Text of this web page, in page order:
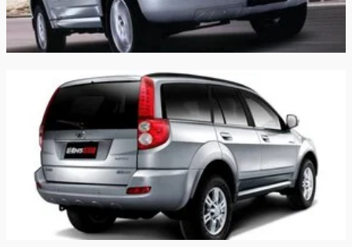
Высота: 1745 мм
Клиренс: 170 мм
Масса: 1805 кг
Объём багажника: 810 л
Трансмиссия: Механическая